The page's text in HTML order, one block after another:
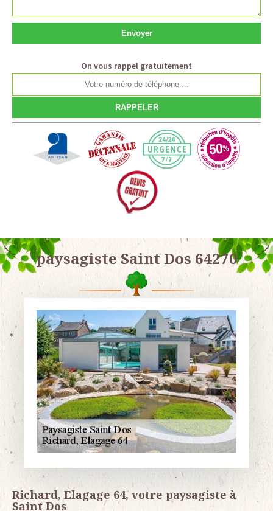
On vous rappel gratuitement
paysagiste Saint Dos 64270
Richard, Elagage 64, votre paysagiste à
Saint Dos